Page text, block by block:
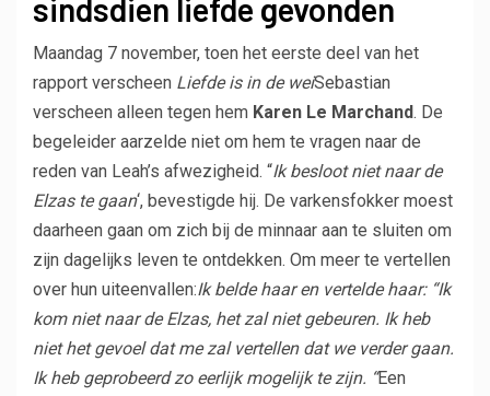
sindsdien liefde gevonden
Maandag 7 november, toen het eerste deel van het
rapport verscheen Liefde is in de weiSebastian
verscheen alleen tegen hem Karen Le Marchand. De
begeleider aarzelde niet om hem te vragen naar de
reden van Leah’s afwezigheid. “Ik besloot niet naar de
Elzas te gaan‘, bevestigde hij. De varkensfokker moest
daarheen gaan om zich bij de minnaar aan te sluiten om
zijn dagelijks leven te ontdekken. Om meer te vertellen
over hun uiteenvallen:Ik belde haar en vertelde haar: “Ik
kom niet naar de Elzas, het zal niet gebeuren. Ik heb
niet het gevoel dat me zal vertellen dat we verder gaan.
Ik heb geprobeerd zo eerlijk mogelijk te zijn. “Een